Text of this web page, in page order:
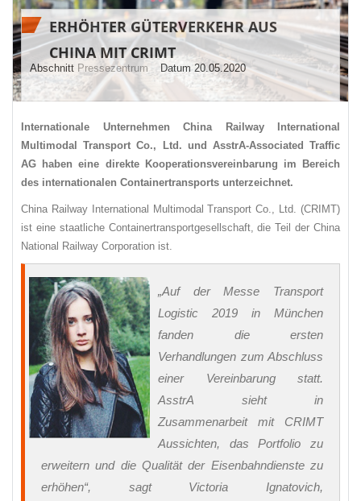
ERHÖHTER GÜTERVERKEHR AUS
CHINA MIT CRIMT
Abschnitt Pressezentrum Datum 20.05.2020
Internationale Unternehmen China Railway International
Multimodal Transport Co., Ltd. und AsstrA-Associated Traffic
AG haben eine direkte Kooperationsvereinbarung im Bereich
des internationalen Containertransports unterzeichnet.
China Railway International Multimodal Transport Co., Ltd. (CRIMT)
ist eine staatliche Containertransportgesellschaft, die Teil der China
National Railway Corporation ist.
„Auf der Messe Transport
Logistic 2019 in München
fanden die ersten
Verhandlungen zum Abschluss
einer Vereinbarung statt.
AsstrA sieht in
Zusammenarbeit mit CRIMT
Aussichten, das Portfolio zu
erweitern und die Qualität der Eisenbahndienste zu
erhöhen“, sagt Victoria Ignatovich,